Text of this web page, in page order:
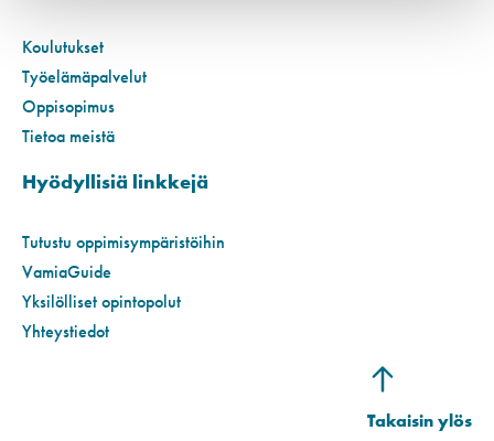
Koulutukset
Työelämäpalvelut
Oppisopimus
Tietoa meistä
Hyödyllisiä linkkejä
Tutustu oppimisympäristöihin
VamiaGuide
Yksilölliset opintopolut
Yhteystiedot